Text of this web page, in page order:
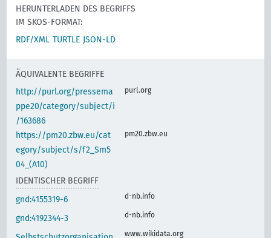
HERUNTERLADEN DES BEGRIFFS
IM SKOS-FORMAT:
RDF/XML TURTLE JSON-LD
ÄQUIVALENTE BEGRIFFE
http://purl.org/pressema
ppe20/category/subject/i
/163686
purl.org
https://pm20.zbw.eu/cat
egory/subject/s/f2_Sm5
04_(A10)
pm20.zbw.eu
IDENTISCHER BEGRIFF
gnd:4155319-6
d-nb.info
gnd:4192344-3 d-nb.info
www.wikidata.org